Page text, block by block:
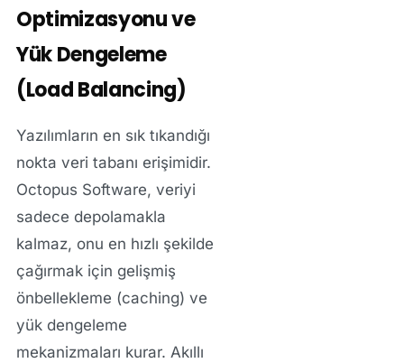
Optimizasyonu ve
Yük Dengeleme
(Load Balancing)
Yazılımların en sık tıkandığı
nokta veri tabanı erişimidir.
Octopus Software, veriyi
sadece depolamakla
kalmaz, onu en hızlı şekilde
çağırmak için gelişmiş
önbellekleme (caching) ve
yük dengeleme
mekanizmaları kurar. Akıllı